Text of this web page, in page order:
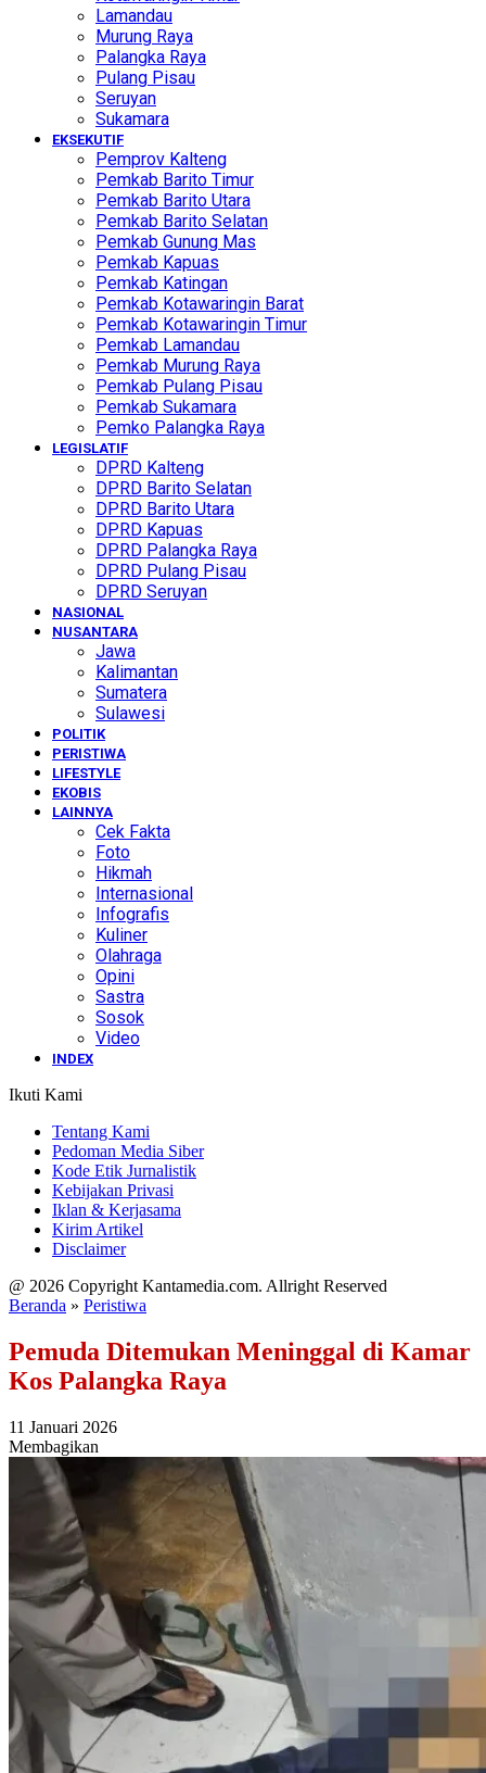
Lamandau
Murung Raya
Palangka Raya
Pulang Pisau
Seruyan
Sukamara
EKSEKUTIF
Pemprov Kalteng
Pemkab Barito Timur
Pemkab Barito Utara
Pemkab Barito Selatan
Pemkab Gunung Mas
Pemkab Kapuas
Pemkab Katingan
Pemkab Kotawaringin Barat
Pemkab Kotawaringin Timur
Pemkab Lamandau
Pemkab Murung Raya
Pemkab Pulang Pisau
Pemkab Sukamara
Pemko Palangka Raya
LEGISLATIF
DPRD Kalteng
DPRD Barito Selatan
DPRD Barito Utara
DPRD Kapuas
DPRD Palangka Raya
DPRD Pulang Pisau
DPRD Seruyan
NASIONAL
NUSANTARA
Jawa
Kalimantan
Sumatera
Sulawesi
POLITIK
PERISTIWA
LIFESTYLE
EKOBIS
LAINNYA
Cek Fakta
Foto
Hikmah
Internasional
Infografis
Kuliner
Olahraga
Opini
Sastra
Sosok
Video
INDEX
Ikuti Kami
Tentang Kami
Pedoman Media Siber
Kode Etik Jurnalistik
Kebijakan Privasi
Iklan & Kerjasama
Kirim Artikel
Disclaimer
@ 2026 Copyright Kantamedia.com. Allright Reserved
Beranda » Peristiwa
Pemuda Ditemukan Meninggal di Kamar
Kos Palangka Raya
11 Januari 2026
Membagikan